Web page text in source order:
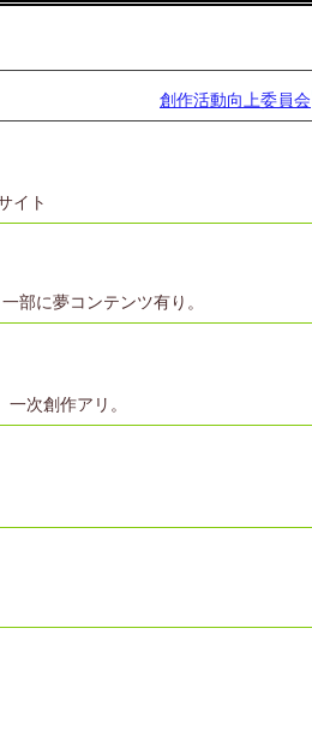
創作活動向上委員会
イト
部に夢コンテンツ有り。
次創作アリ。